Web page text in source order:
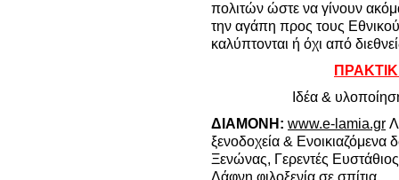
πολιτών ώστε να γίνουν
την αγάπη προς τους
καλύπτονται ή όχι από
Ιδέα &
ΔΙΑΜΟΝΗ: www.e-lamia.gr
ξενοδοχεία & Ενοικιαζόμενα
Ξενώνας, Γερεντές